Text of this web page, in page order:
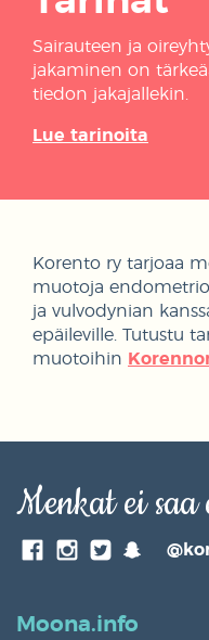
Sairauteen ja
jakaminen on
tiedon jakajallekin.
Lue tarinoita
Korento ry tarjoaa
muotoja
ja vulvodynian
epäileville. Tutustu
muotoihin
Menkat ei saa
Facebook
Instagram
Twitter
Moona.info